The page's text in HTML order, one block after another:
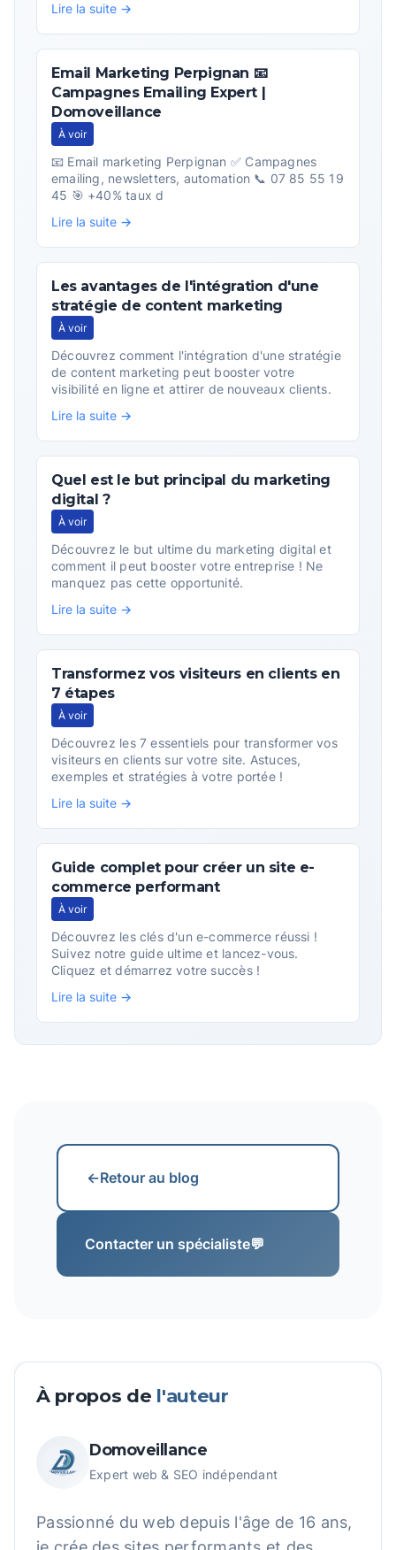
Lire la suite →
Email Marketing Perpignan 📧
Campagnes Emailing Expert |
Domoveillance
À voir
📧 Email marketing Perpignan ✅ Campagnes
emailing, newsletters, automation 📞 07 85 55 19
45 🎯 +40% taux d
Lire la suite →
Les avantages de l'intégration d'une
stratégie de content marketing
À voir
Découvrez comment l'intégration d'une stratégie
de content marketing peut booster votre
visibilité en ligne et attirer de nouveaux clients.
Lire la suite →
Quel est le but principal du marketing
digital ?
À voir
Découvrez le but ultime du marketing digital et
comment il peut booster votre entreprise ! Ne
manquez pas cette opportunité.
Lire la suite →
Transformez vos visiteurs en clients en
7 étapes
À voir
Découvrez les 7 essentiels pour transformer vos
visiteurs en clients sur votre site. Astuces,
exemples et stratégies à votre portée !
Lire la suite →
Guide complet pour créer un site e-
commerce performant
À voir
Découvrez les clés d'un e-commerce réussi !
Suivez notre guide ultime et lancez-vous.
Cliquez et démarrez votre succès !
Lire la suite →
←Retour au blog
Contacter un spécialiste💬
À propos de l'auteur
Domoveillance
Expert web & SEO indépendant
Passionné du web depuis l'âge de 16 ans,